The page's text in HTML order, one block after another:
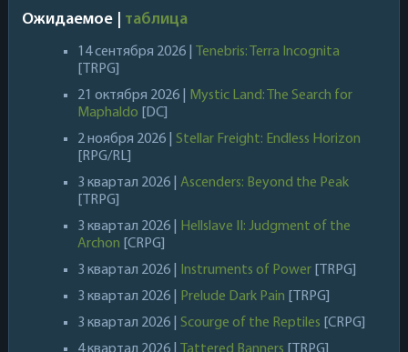
Ожидаемое | таблица
14 сентября 2026 |
Tenebris: Terra Incognita
[TRPG]
21 октября 2026 |
Mystic Land: The Search for
Maphaldo
[DC]
2 ноября 2026 | Stellar Freight: Endless Horizon
[RPG/RL]
3 квартал 2026 | Ascenders: Beyond the Peak
[TRPG]
3 квартал 2026 |
Hellslave II: Judgment of the
Archon [CRPG]
3 квартал 2026 |
Instruments of Power
[TRPG]
3 квартал 2026 |
Prelude Dark Pain
[TRPG]
3 квартал 2026 | Scourge of the Reptiles [CRPG]